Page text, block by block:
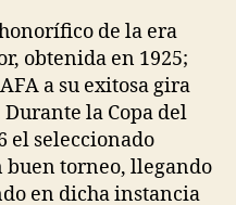
de la era
obtenida en 1925;
a su exitosa gira
la Copa del
el seleccionado
torneo, llegando
en dicha instancia